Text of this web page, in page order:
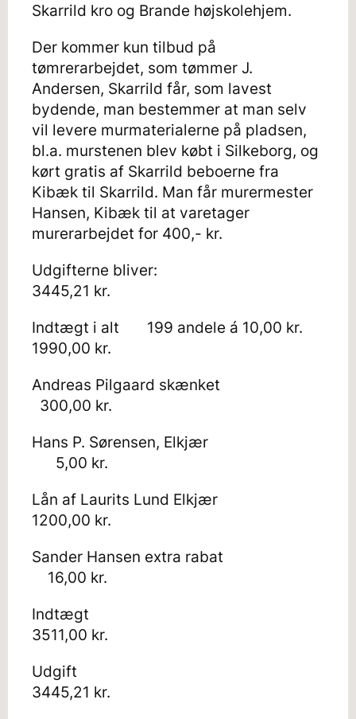
Skarrild kro og Brande højskolehjem.
Der kommer kun tilbud på
tømrerarbejdet, som tømmer J.
Andersen, Skarrild får, som lavest
bydende, man bestemmer at man selv
vil levere murmaterialerne på pladsen,
bl.a. murstenen blev købt i Silkeborg, og
kørt gratis af Skarrild beboerne fra
Kibæk til Skarrild. Man får murermester
Hansen, Kibæk til at varetager
murerarbejdet for 400,- kr.
Udgifterne bliver:
3445,21 kr.
Indtægt i alt 199 andele á 10,00 kr.
1990,00 kr.
Andreas Pilgaard skænket
300,00 kr.
Hans P. Sørensen, Elkjær
5,00 kr.
Lån af Laurits Lund Elkjær
1200,00 kr.
Sander Hansen extra rabat
16,00 kr.
Indtægt
3511,00 kr.
Udgift
3445,21 kr.